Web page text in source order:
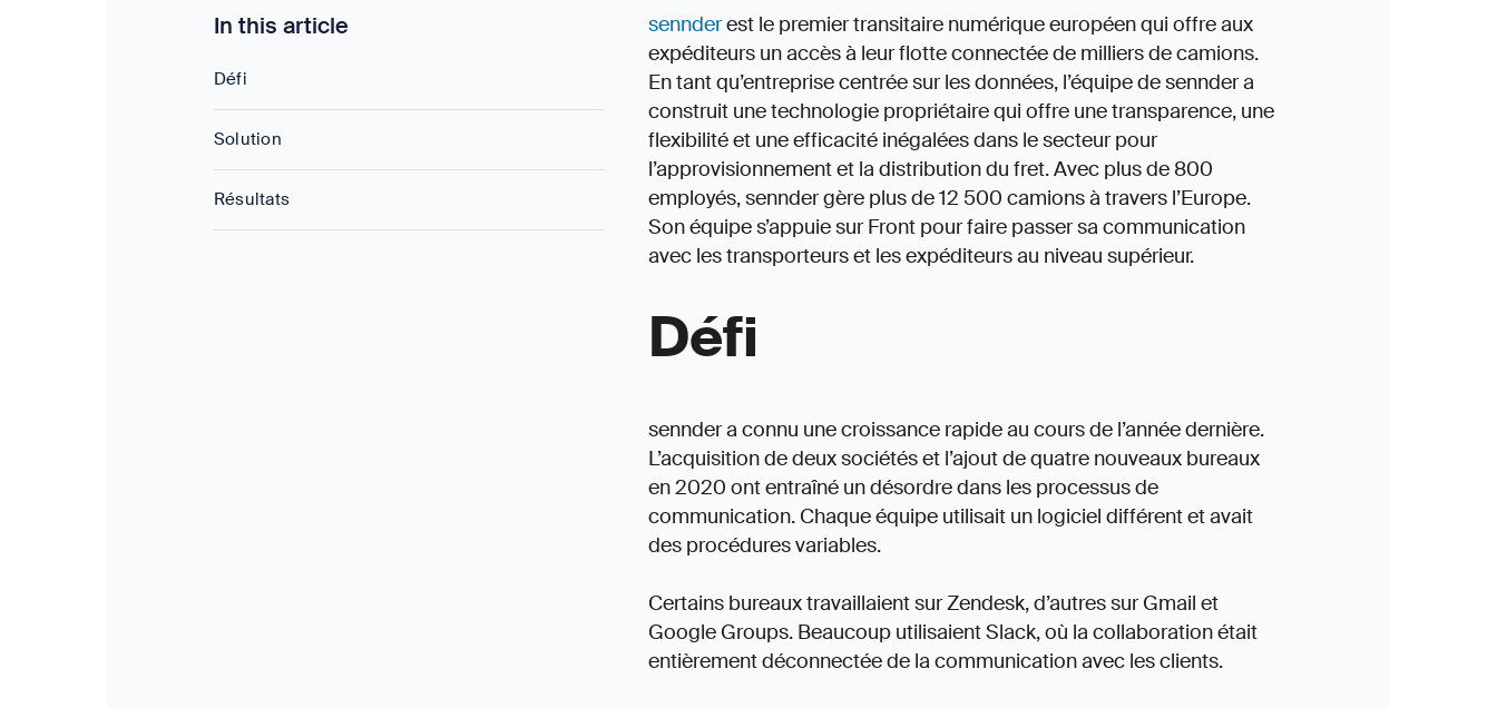
sennderest le premier transitaire numérique européen qui offre aux
expéditeurs un accès à leur flotte connectée de milliers de camions.
En tant qu’entreprise centrée sur les données, l’équipe de sennder a
construit une technologie propriétaire qui offre une transparence, une
flexibilité et une efficacité inégalées dans le secteur pour
l’approvisionnement et la distribution du fret. Avec plus de 800
employés, sennder gère plus de 12 500 camions à travers l’Europe.
Son équipe s’appuie sur Front pour faire passer sa communication
avec les transporteurs et les expéditeurs au niveau supérieur.
Défi
sennder a connu une croissance rapide au cours de l’année dernière.
L’acquisition de deux sociétés et l’ajout de quatre nouveaux bureaux
en 2020 ont entraîné un désordre dans les processus de
communication. Chaque équipe utilisait un logiciel différent et avait
des procédures variables.
Certains bureaux travaillaient sur Zendesk, d’autres sur Gmail et
Google Groups. Beaucoup utilisaient Slack, où la collaboration était
entièrement déconnectée de la communication avec les clients.
In this article
Défi
Solution
Résultats